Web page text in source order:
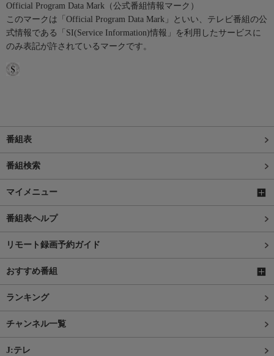
Official Program Data Mark（公式番組情報マーク）
このマークは「Official Program Data Mark」といい、テレビ番組の公
式情報である「SI(Service Information)情報」を利用したサービスに
のみ表記が許されているマークです。
番組表
番組検索
マイメニュー
番組表ヘルプ
リモート録画予約ガイド
おすすめ番組
ランキング
チャンネル一覧
J:テレ